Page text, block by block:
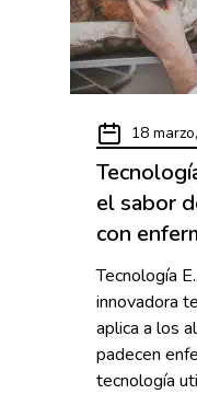
18
el sabor
con
Tecnología
innovadora
aplica a los
padecen
tecnología